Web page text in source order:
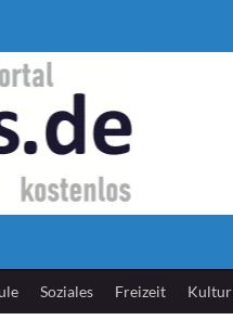
Soziales Freizeit Kultur